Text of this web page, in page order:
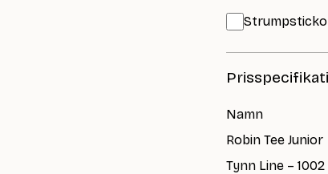
Namn
Robin Tee Junior
Tynn Line – 1002